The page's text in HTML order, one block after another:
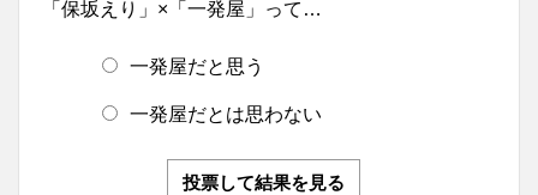
「保坂えり」×「一発屋」って…
一発屋だと思う
一発屋だとは思わない
投票して結果を見る